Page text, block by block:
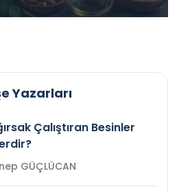
Yazarları
Çalıştıran Besinler
Zeynep GÜÇLÜCAN